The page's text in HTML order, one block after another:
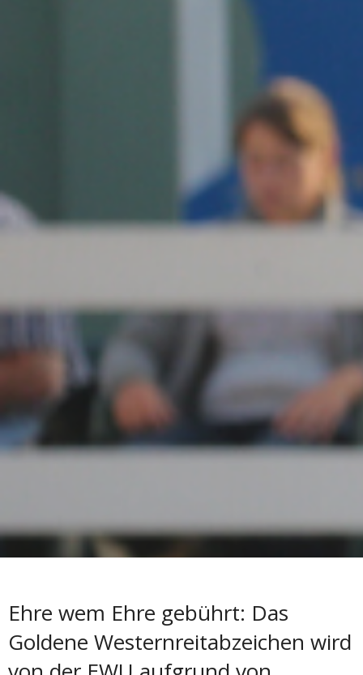
Ehre wem Ehre gebührt: Das
Goldene Westernreitabzeichen wird